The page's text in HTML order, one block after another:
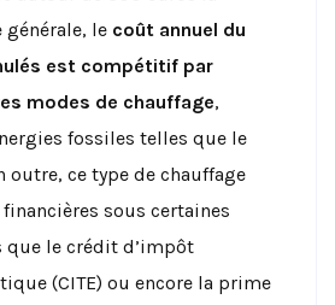
générale, le coût annuel du
est compétitif par
modes de chauffage,
fossiles telles que le
outre, ce type de chauffage
sous certaines
le crédit d’impôt
(CITE) ou encore la prime